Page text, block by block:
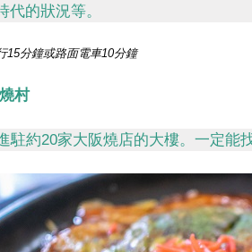
代的狀況等。
15分鐘或路面電車10分鐘
村
駐約20家大阪燒店的大樓。一定能